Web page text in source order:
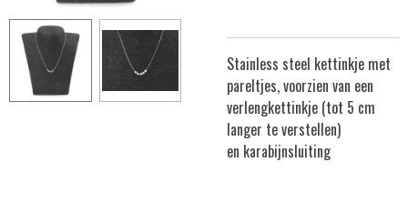
Stainless steel kettinkje met
pareltjes, voorzien van een
verlengkettinkje (tot 5 cm
langer te verstellen)
en karabijnsluiting